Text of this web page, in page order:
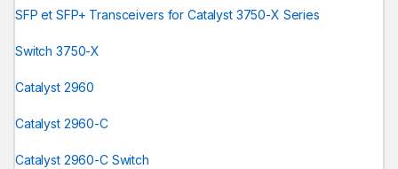
SFP et SFP+ Transceivers for Catalyst 3750-X Series
Switch 3750-X
Catalyst 2960
Catalyst 2960-C
Catalyst 2960-C Switch